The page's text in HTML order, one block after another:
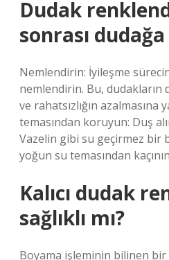
Dudak
sonrası
Nemlendirin: İyileşme
nemlendirin. Bu, dudakların
ve rahatsızlığın azalmasına
temasından koruyun: Duş
Vazelin gibi su geçirmez bir
yoğun su temasından
Kalıcı dudak
sağlıklı mı?
Boyama işleminin bilinen bir